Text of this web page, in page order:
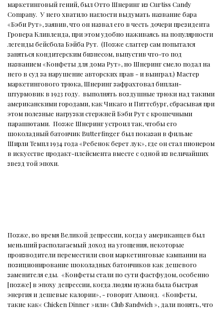
маркетинговый гений, был Отто Шнеринг из Curtiss Candy
Company. У него хватило наглости выдумать название бара
«Бэби Рут», заявив, что он назвал его в честь дочери президента
Гровера Кливленда, при этом удобно наживаясь на популярности
легенды бейсбола Бэйба Рут. (Позже слаггер сам попытался
заняться кондитерским бизнесом, выпустив что-то под
названием «Конфеты для дома Рут», но Шнеринг смело подал на
него в суд за нарушение авторских прав - и выиграл.) Мастер
маркетингового трюка, Шнеринг зафрахтовал биплан-
штурмовик в 1923 году. выполнять воздушные трюки над такими
американскими городами, как Чикаго и Питтсбург, сбрасывая при
этом полезные нагрузки стержней Бэби Рут с крошечными
парашютами. Позже Шнеринг устроил так, чтобы его
шоколадный батончик Butterfinger был показан в фильме
Ширли Темпл 1934 года «Ребенок берет лук», где он стал пионером
в искусстве продакт-плейсмента вместе с одной из величайших
звезд той эпохи.
Позже, во время Великой депрессии, когда у американцев был
меньший располагаемый доход на угощения, некоторые
производители переместили свои маркетинговые кампании на
позиционирование шоколадных батончиков как дешевого
заменителя еды. «Конфеты стали по сути фастфудом, особенно
[позже] в эпоху депрессии, когда людям нужна была быстрая
энергия и дешевые калории», - говорит Алмонд. «Конфеты,
такие как« Chicken Dinner »или« Club Sandwich », дали понять, что